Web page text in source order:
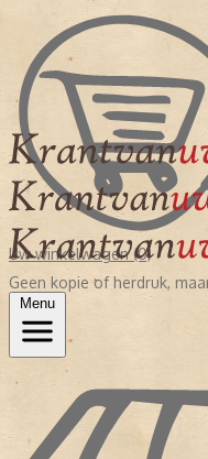
Uw winkelwagen (0)
Geen kopie of herdruk,
Menu